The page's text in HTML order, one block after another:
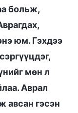
больж,
юм. Гэхдээ
мөн л
Аврал
авсан гэсэн